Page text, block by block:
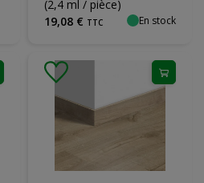
(2,4 ml / pièce)
19,08 € TTC En stock